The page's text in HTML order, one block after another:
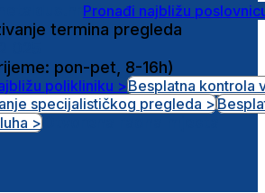
Pronađi najbližu
termina pregleda
pon-pet, 8-16h)
polikliniku >Besplatna kontrola
specijalističkog pregleda >
>